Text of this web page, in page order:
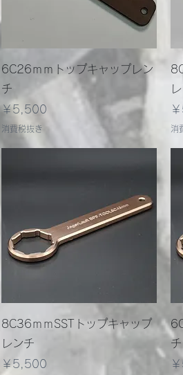
クイックビュー
6C26ｍｍトップキャップレン
チ
価格
￥5,500
消費税抜き 消
クイックビュー
8C36ｍｍSSTトップキャップ
レンチ
価格
￥5,500
チ
価